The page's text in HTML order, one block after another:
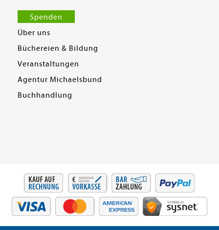
Spenden
Über uns
Büchereien & Bildung
Veranstaltungen
Agentur Michaelsbund
Buchhandlung